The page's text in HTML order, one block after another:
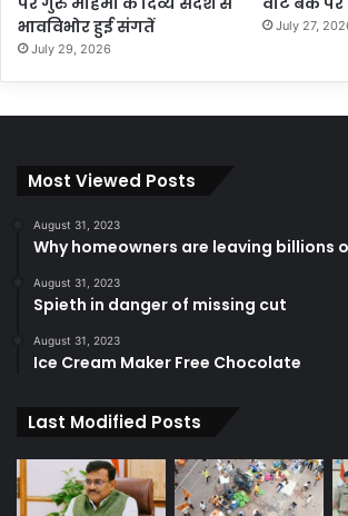
भावविभोर हुई संगतें
July 29, 2026
July 27,
Most Viewed Posts
August 31, 2023
Why homeowners are leaving billions
August 31, 2023
Spieth in danger of missing cut
August 31, 2023
Ice Cream Maker Free Chocolate
Last Modified Posts